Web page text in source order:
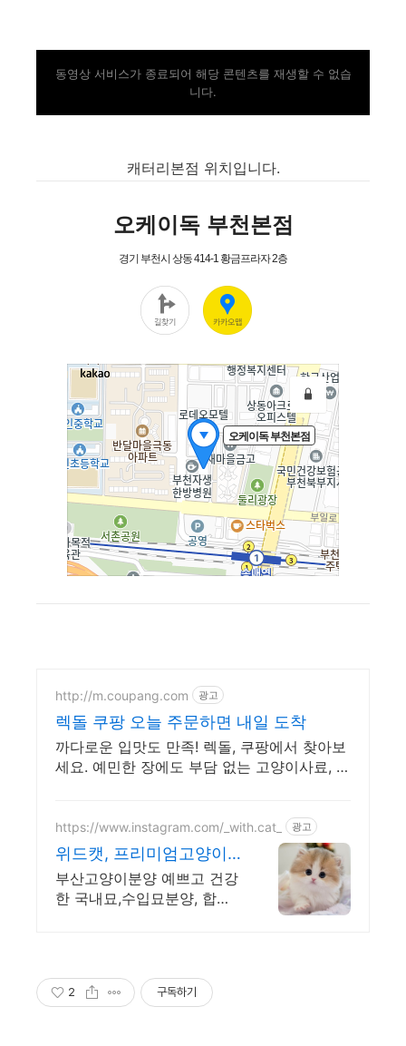
동영상 서비스가 종료되어 해당 콘텐츠를 재생할 수 없습
니다.
캐터리본점 위치입니다.
http://m.coupang.com 광고
렉돌 쿠팡 오늘 주문하면 내일 도착
까다로운 입맛도 만족! 렉돌, 쿠팡에서 찾아보
세요. 예민한 장에도 부담 없는 고양이사료, 쿠
https://www.instagram.com/_with.cat_ 광고
위드캣, 프리미엄고양이
분양샵
부산고양이분양 예쁘고 건강
한 국내묘,수입묘분양, 합리
2 구독하기